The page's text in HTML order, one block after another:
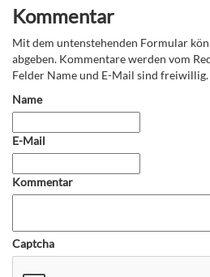
Kommentar
Mit dem untenstehenden Formular
abgeben. Kommentare werden vom
Felder Name und E-Mail sind freiwillig.
Name
E-Mail
Kommentar
Captcha